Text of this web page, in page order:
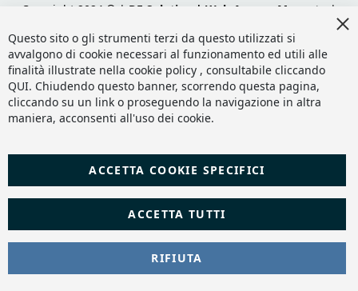
Copyright 2024 © | DF Solution | Web Agency Magento
|
Questo sito o gli strumenti terzi da questo utilizzati si
avvalgono di cookie necessari al funzionamento ed utili alle
finalità illustrate nella cookie policy , consultabile cliccando
QUI. Chiudendo questo banner, scorrendo questa pagina,
cliccando su un link o proseguendo la navigazione in altra
maniera, acconsenti all'uso dei cookie.
ACCETTA TUTTI
ACCETTA COOKIE SPECIFICI
RIFIUTA